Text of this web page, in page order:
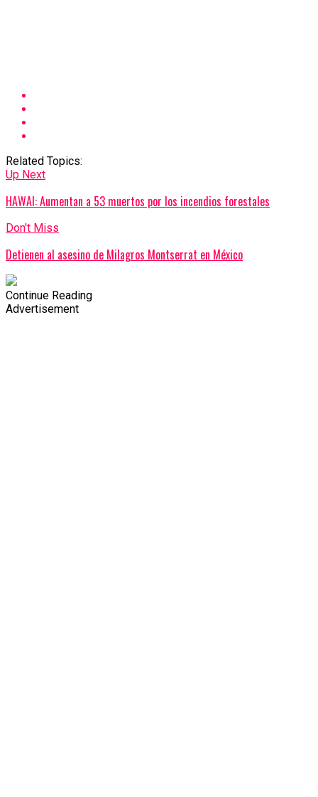
Related Topics:
Up Next
HAWAI: Aumentan a 53 muertos por los incendios forestales
Don't Miss
Detienen al asesino de Milagros Montserrat en México
Continue Reading
Advertisement